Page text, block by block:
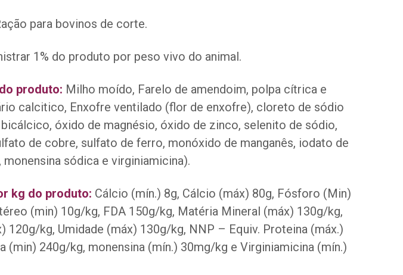
para bovinos de corte.
1% do produto por peso vivo do animal.
produto: Milho moído, Farelo de amendoim, polpa cítrica e
calcitico, Enxofre ventilado (flor de enxofre), cloreto de sódio
óxido de magnésio, óxido de zinco, selenito de sódio,
de cobre, sulfato de ferro, monóxido de manganês, iodato de
sódica e virginiamicina).
kg do produto: Cálcio (mín.) 8g, Cálcio (máx) 80g, Fósforo (Min)
(min) 10g/kg, FDA 150g/kg, Matéria Mineral (máx) 130g/kg,
120g/kg, Umidade (máx) 130g/kg, NNP – Equiv. Proteina (máx.)
(min) 240g/kg, monensina (mín.) 30mg/kg e Virginiamicina (mín.)